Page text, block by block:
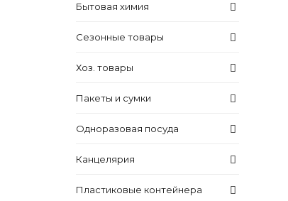
Бытовая химия
Сезонные товары
Хоз. товары
Пакеты и сумки
Одноразовая посуда
Канцелярия
Пластиковые контейнера